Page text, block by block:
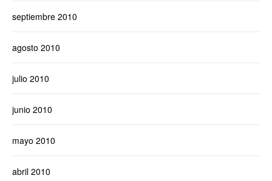
septiembre 2010
agosto 2010
julio 2010
junio 2010
mayo 2010
abril 2010